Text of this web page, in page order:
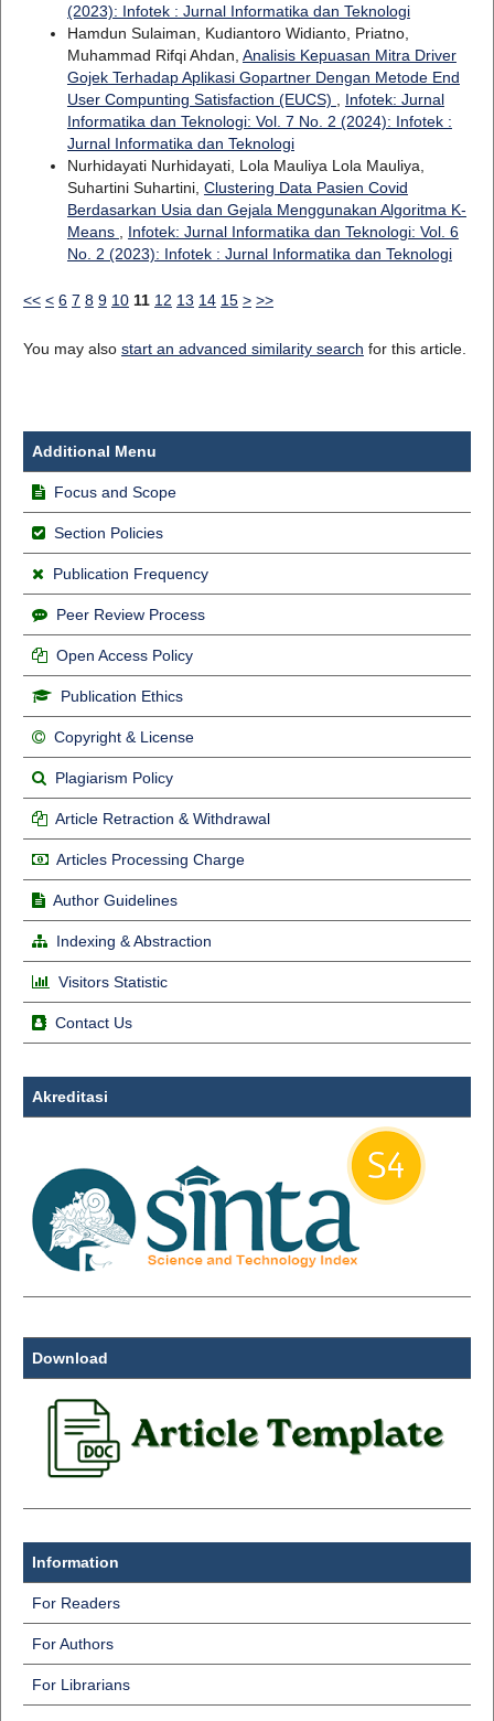
(2023): Infotek : Jurnal Informatika dan Teknologi
Hamdun Sulaiman, Kudiantoro Widianto, Priatno,
Muhammad Rifqi Ahdan, Analisis Kepuasan Mitra Driver
Gojek Terhadap Aplikasi Gopartner Dengan Metode End
User Compunting Satisfaction (EUCS)
Infotek: Jurnal
Informatika dan Teknologi: Vol. 7 No. 2 (2024): Infotek :
Jurnal Informatika dan Teknologi
Nurhidayati Nurhidayati, Lola Mauliya Lola Mauliya,
Suhartini Suhartini, Clustering Data Pasien Covid
Berdasarkan Usia dan Gejala Menggunakan Algoritma K-
Means
Infotek: Jurnal Informatika dan Teknologi: Vol. 6
No. 2 (2023): Infotek : Jurnal Informatika dan Teknologi
<< < 6 7 8 9 10 11 12 13 14 15 > >>
You may also start an advanced similarity search for this article.
Additional Menu
Focus and Scope
Section Policies
Publication Frequency
Peer Review Process
Open Access Policy
Publication Ethics
Copyright & License
Plagiarism Policy
Article Retraction & Withdrawal
Articles Processing Charge
Author Guidelines
Indexing & Abstraction
Visitors Statistic
Contact Us
Akreditasi
Download
Information
For Readers
For Authors
For Librarians